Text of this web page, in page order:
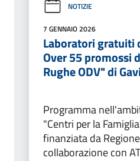
NOTIZIE
7 GENNAIO 2026
Laboratori gratuiti
Over 55 promossi
Rughe ODV" di
Programma
"Centri per la
finanziata da
collaborazione con